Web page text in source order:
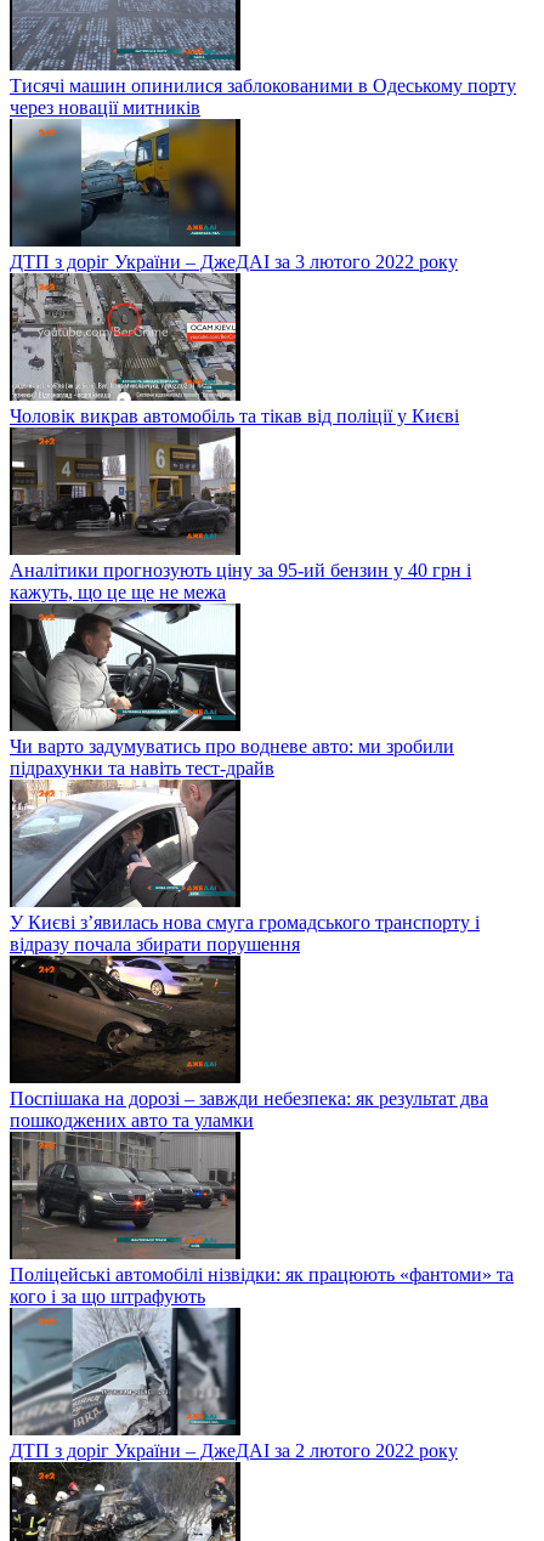
Тисячі машин опинилися заблокованими в Одеському порту
через новації митників
ДТП з доріг України – ДжеДАІ за 3 лютого 2022 року
Чоловік викрав автомобіль та тікав від поліції у Києві
Аналітики прогнозують ціну за 95-ий бензин у 40 грн і
кажуть, що це ще не межа
Чи варто задумуватись про водневе авто: ми зробили
підрахунки та навіть тест-драйв
У Києві з’явилась нова смуга громадського транспорту і
відразу почала збирати порушення
Поспішака на дорозі – завжди небезпека: як результат два
пошкоджених авто та уламки
Поліцейські автомобілі нізвідки: як працюють «фантоми» та
кого і за що штрафують
ДТП з доріг України – ДжеДАІ за 2 лютого 2022 року